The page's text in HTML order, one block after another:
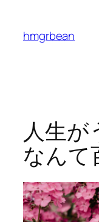
hmgrbean
人生が
なんて